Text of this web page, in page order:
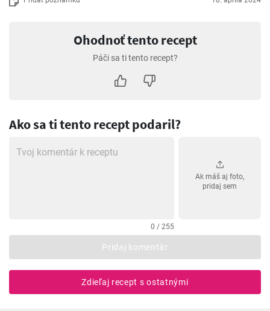
Ohodnoť tento recept
Páči sa ti tento recept?
Ako sa ti tento recept podaril?
0 / 255
Ak máš aj foto,
pridaj sem
Pridaj komentár
Zdieľaj recept s ostatnými